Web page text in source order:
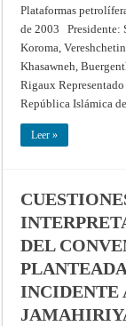
Plataformas
de 2003 Presidente:
Koroma,
Khasawneh,
Rigaux
República Islámica
Leer »
DEL
INCIDENTE